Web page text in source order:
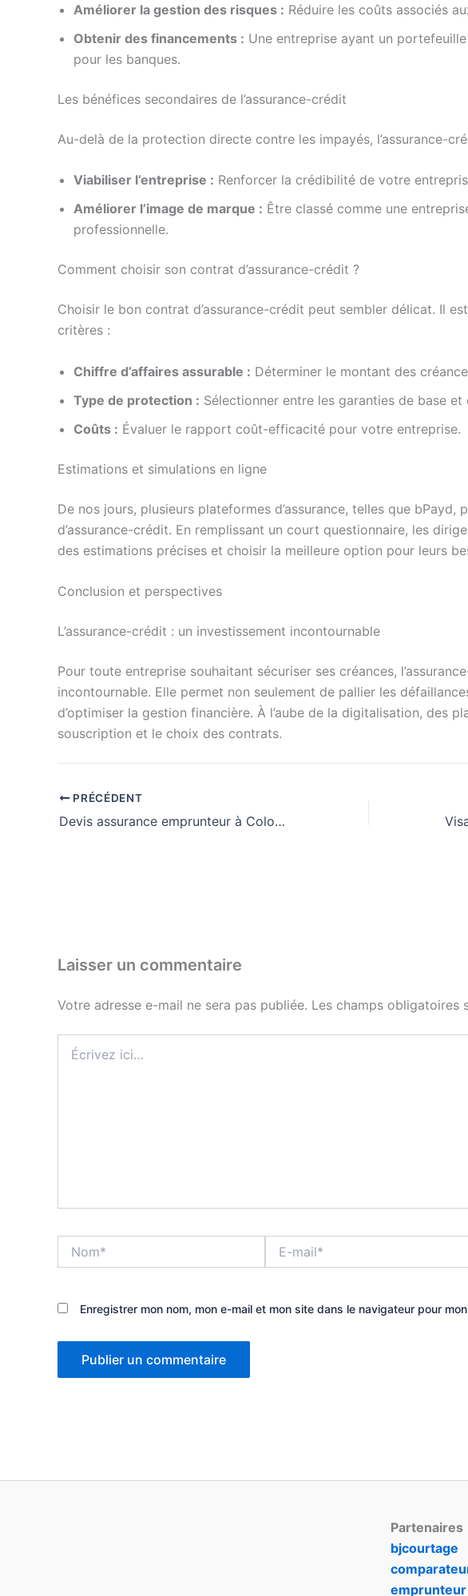
Améliorer la gestion des risques : Réduire les coûts associés
Obtenir des financements : Une entreprise ayant un
pour les banques.
Les bénéfices secondaires de l’assurance-crédit
Au-delà de la protection directe contre les impayés, l’assurance-
Viabiliser l’entreprise : Renforcer la crédibilité de votre
Améliorer l’image de marque : Être classé comme une
professionnelle.
Comment choisir son contrat d’assurance-crédit ?
Choisir le bon contrat d’assurance-crédit peut sembler délicat. Il
critères :
Chiffre d’affaires assurable : Déterminer le montant des
Type de protection : Sélectionner entre les garanties de base
Coûts : Évaluer le rapport coût-efficacité pour votre entreprise.
Estimations et simulations en ligne
De nos jours, plusieurs plateformes d’assurance, telles que
d’assurance-crédit. En remplissant un court questionnaire, les
des estimations précises et choisir la meilleure option pour leurs
Conclusion et perspectives
L’assurance-crédit : un investissement incontournable
Pour toute entreprise souhaitant sécuriser ses créances,
incontournable. Elle permet non seulement de pallier les
d’optimiser la gestion financière. À l’aube de la digitalisation, des
souscription et le choix des contrats.
PRÉCÉDENT
Devis assurance emprunteur à Colombes : comment faire le bon choix ?
Laisser un commentaire
Votre adresse e-mail ne sera pas publiée. Les champs obligatoires
ici…
mail*
Enregistrer mon nom, mon e-mail et mon site dans le navigateur pour
Partenaires
bjcourtage
emprunteur